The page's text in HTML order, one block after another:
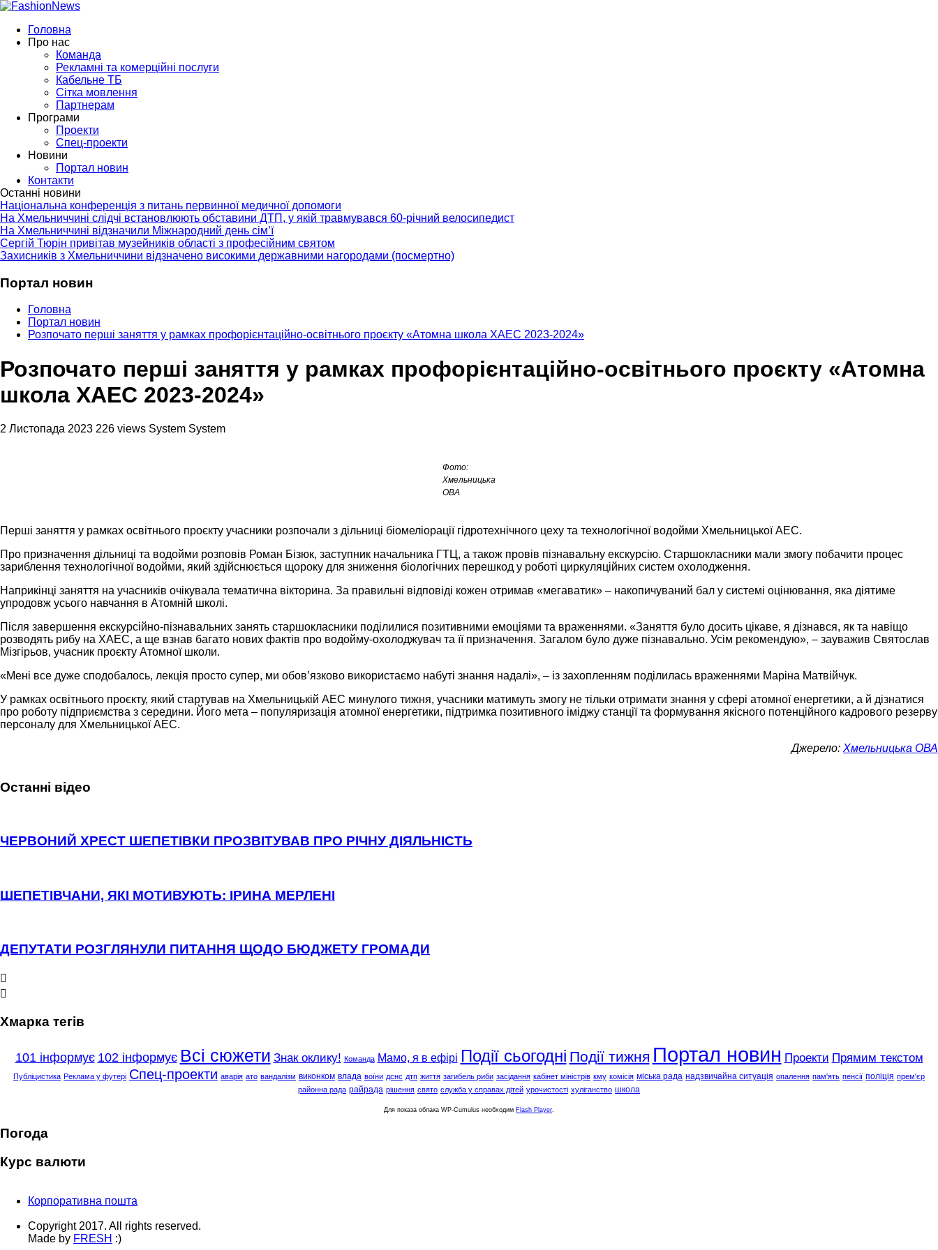
Головна
Про нас
Команда
Рекламні та комерційні послуги
Кабельне ТБ
Сітка мовлення
Партнерам
Програми
Проекти
Спец-проекти
Новини
Портал новин
Контакти
Останні новини
Національна конференція з питань первинної медичної допомоги
На Хмельниччині слідчі встановлюють обставини ДТП, у якій травмувався 60-річний велосипедист
На Хмельниччині відзначили Міжнародний день сім’ї
Сергій Тюрін привітав музейників області з професійним святом
Захисників з Хмельниччини відзначено високими державними нагородами (посмертно)
Портал новин
Головна
Портал новин
Розпочато перші заняття у рамках профорієнтаційно-освітнього проєкту «Атомна школа ХАЕС 2023-2024»
Розпочато перші заняття у рамках профорієнтаційно-освітнього проєкту «Атомна
школа ХАЕС 2023-2024»
2 Листопада 2023 226 views System System
Фото:
Хмельницька
ОВА
Перші заняття у рамках освітнього проєкту учасники розпочали з дільниці біомеліорації гідротехнічного цеху та технологічної водойми Хмельницької АЕС.
Про призначення дільниці та водойми розповів Роман Бізюк, заступник начальника ГТЦ, а також провів пізнавальну екскурсію. Старшокласники мали змогу побачити процес
зариблення технологічної водойми, який здійснюється щороку для зниження біологічних перешкод у роботі циркуляційних систем охолодження.
Наприкінці заняття на учасників очікувала тематична вікторина. За правильні відповіді кожен отримав «мегаватик» – накопичуваний бал у системі оцінювання, яка діятиме
упродовж усього навчання в Атомній школі.
Після завершення екскурсійно-пізнавальних занять старшокласники поділилися позитивними емоціями та враженнями. «Заняття було досить цікаве, я дізнався, як та навіщо
розводять рибу на ХАЕС, а ще взнав багато нових фактів про водойму-охолоджувач та її призначення. Загалом було дуже пізнавально. Усім рекомендую», – зауважив Святослав
Мізгірьов, учасник проєкту Атомної школи.
«Мені все дуже сподобалось, лекція просто супер, ми обов’язково використаємо набуті знання надалі», – із захопленням поділилась враженнями Маріна Матвійчук.
У рамках освітнього проєкту, який стартував на Хмельницькій АЕС минулого тижня, учасники матимуть змогу не тільки отримати знання у сфері атомної енергетики, а й дізнатися
про роботу підприємства з середини. Його мета – популяризація атомної енергетики, підтримка позитивного іміджу станції та формування якісного потенційного кадрового резерву
персоналу для Хмельницької АЕС.
Джерело: Хмельницька ОВА
Останні відео
ЧЕРВОНИЙ ХРЕСТ ШЕПЕТІВКИ ПРОЗВІТУВАВ ПРО РІЧНУ ДІЯЛЬНІСТЬ
ШЕПЕТІВЧАНИ, ЯКІ МОТИВУЮТЬ: ІРИНА МЕРЛЕНІ
ДЕПУТАТИ РОЗГЛЯНУЛИ ПИТАННЯ ЩОДО БЮДЖЕТУ ГРОМАДИ


Хмарка тегів
101 інформує 102 інформує Всі сюжети Знак оклику! Команда Мамо, я в ефірі Події сьогодні Події тижня Портал новин Проекти Прямим текстом
Публіцистика Реклама у футері Спец-проекти аварія ато вандалізм виконком влада воїни дснс дтп життя загибель риби засідання кабінет міністрів кму комісія міська рада надзвичайна ситуація опалення пам'ять пенсії поліція прем'єр
районна рада райрада рішення свято служба у справах дітей урочистості хуліганство школа
Для показа облака WP-Cumulus необходим Flash Player
Погода
Курс валюти
Корпоративна пошта
Copyright 2017. All rights reserved.
Made by FRESH :)